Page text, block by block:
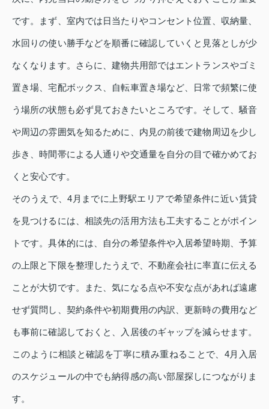
です。まず、室内では日当たりやコンセント位置、収納量、
水回りの使い勝手などを順番に確認していくと見落としが少
なくなります。さらに、建物共用部ではエントランスやゴミ
置き場、宅配ボックス、自転車置き場など、日常で頻繁に使
う場所の状態も必ず見ておきたいところです。そして、騒音
や周辺の雰囲気を知るために、内見の前後で建物周辺を少し
歩き、時間帯による人通りや交通量を自分の目で確かめてお
くと安心です。
そのうえで、4月までに上野駅エリアで希望条件に近い賃貸
を見つけるには、相談先の活用方法も工夫することがポイン
トです。具体的には、自分の希望条件や入居希望時期、予算
の上限と下限を整理したうえで、不動産会社に率直に伝える
ことが大切です。また、気になる点や不安な点があれば遠慮
せず質問し、契約条件や初期費用の内訳、更新時の費用など
も事前に確認しておくと、入居後のギャップを減らせます。
このように相談と確認を丁寧に積み重ねることで、4月入居
のスケジュールの中でも納得感の高い部屋探しにつながりま
す。